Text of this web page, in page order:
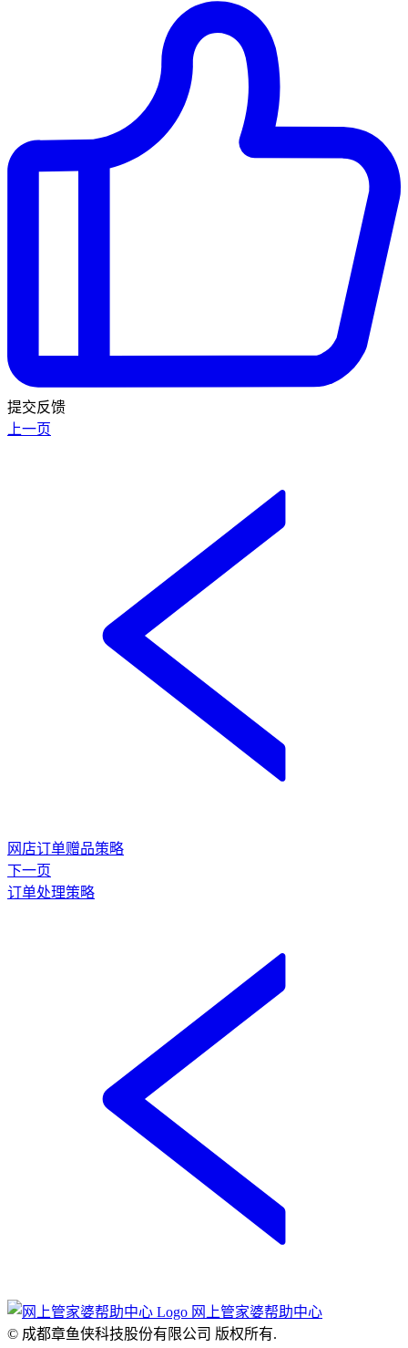
提交反馈
上一页
网店订单赠品策略
下一页
订单处理策略
网上管家婆帮助中心
© 成都章鱼侠科技股份有限公司 版权所有.